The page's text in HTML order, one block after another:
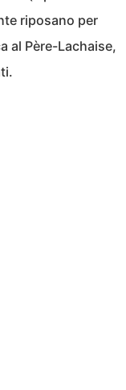
riposano per
al Père-Lachaise,